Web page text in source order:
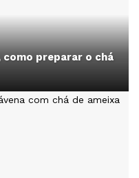
como preparar o chá